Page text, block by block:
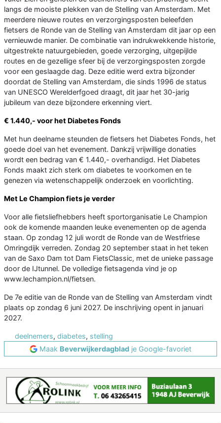
langs de mooiste plekken van de Stelling van Amsterdam. Met
meerdere nieuwe routes en verzorgingsposten beleefden
fietsers de Ronde van de Stelling van Amsterdam dit jaar op een
vernieuwde manier. De combinatie van indrukwekkende historie,
uitgestrekte natuurgebieden, goede verzorging, uitgepijlde
routes en de gezellige sfeer bij de verzorgingsposten zorgde
voor een geslaagde dag. Deze editie werd extra bijzonder
doordat de Stelling van Amsterdam, die sinds 1996 de status
van UNESCO Werelderfgoed draagt, dit jaar het 30-jarig
jubileum van deze bijzondere erkenning viert.
€ 1.440,- voor het Diabetes Fonds
Met hun deelname steunden de fietsers het Diabetes Fonds, het
goede doel van het evenement. Dankzij vrijwillige donaties
wordt een bedrag van € 1.440,- overhandigd. Het Diabetes
Fonds maakt zich sterk om diabetes te voorkomen en te
genezen via wetenschappelijk onderzoek en voorlichting.
Met Le Champion fiets je verder
Voor alle fietsliefhebbers heeft sportorganisatie Le Champion
ook de komende maanden leuke evenementen op de agenda
staan. Op zondag 12 juli wordt de Ronde van de Westfriese
Omringdijk verreden. Zondag 20 september staat in het teken
van de Saxo Dam tot Dam FietsClassic, met de unieke passage
door de IJtunnel. De volledige fietsagenda vind je op
www.lechampion.nl/fietsen.
De 7e editie van de Ronde van de Stelling van Amsterdam vindt
plaats op zondag 6 juni 2027. De inschrijving opent in januari
2027.
deelnemers, diabetes, stelling
Maak Beverwijkerdagblad je Google-favoriet